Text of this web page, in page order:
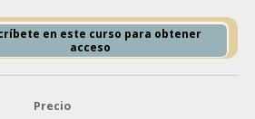
en este curso para obtener
acceso
Precio